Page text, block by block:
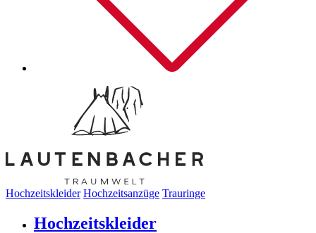
Hochzeitskleider Hochzeitsanzüge Trauringe
Hochzeitskleider